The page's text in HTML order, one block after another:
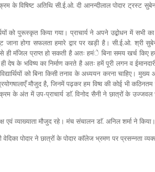
के विषिष्ट अतिथि सी.ई.ओ. दी आनन्दीलाल पोदार ट्रस्ट
को पुरूस्कृत किया गया। प्राचार्य ने अपने उद्बोधन में सभी
होगा सफलता हमारे द्वार पर खड़ी है। सी.ई.ओ. श्री
से ही मंजिल प्राप्त हो सकती है अतः हमंे बिना समय खर्च किए
देष के भविष्य का निर्माण करते है अतः हमें पूरी लगन व
को बिना किसी तनाव के अध्ययन करना चाहिए। मुख्य
मौजुद है, जिनमें पढ़कर हम विष्व की कोई भी कठिनतम
के अंत में उप-प्राचार्य डाॅ. विनोद सैनी ने छात्रों के उज्जवल
व्याख्याता मौजुद रहे। मंच संचालन डाॅ. अनिल शर्मा ने किया।
पोदार ने छात्रों के पोदार काॅलेज भ्रमण पर प्रसन्नता